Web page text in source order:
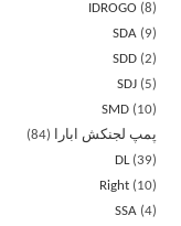
IDROGO
8
SDA
9
SDD 2
SDJ
5
SMD
10
پمپ لجنکش ابارا
84
DL 39
Right
10
SSA 4